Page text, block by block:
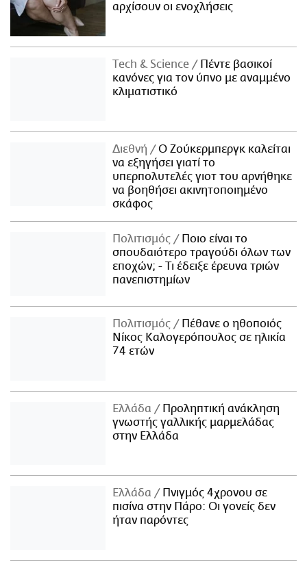
αρχίσουν οι ενοχλήσεις
Τech & Science
Πέντε βασικοί
κανόνες για τον ύπνο με αναμμένο
κλιματιστικό
Διεθνή
Ο Ζούκερμπεργκ καλείται
να εξηγήσει γιατί το
υπερπολυτελές γιοτ του αρνήθηκε
να βοηθήσει ακινητοποιημένο
σκάφος
Πολιτισμός
Ποιο είναι το
σπουδαιότερο τραγούδι όλων των
εποχών; - Τι έδειξε έρευνα τριών
πανεπιστημίων
Πολιτισμός
Πέθανε ο ηθοποιός
Νίκος Καλογερόπουλος σε ηλικία
74 ετών
Ελλάδα
Προληπτική ανάκληση
γνωστής γαλλικής μαρμελάδας
στην Ελλάδα
Ελλάδα
Πνιγμός 4χρονου σε
πισίνα στην Πάρο: Οι γονείς δεν
ήταν παρόντες